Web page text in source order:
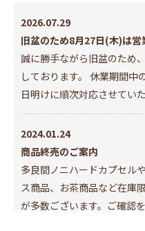
2026.07.29
旧盆のため8月27日(木)は
誠に勝手ながら旧盆のため
しております。 休業期間中
日明けに順次対応させていた
2024.01.24
商品終売のご案内
多良間ノニハードカプセル
ス商品、お茶商品など在庫
が多数ございます。ご確認